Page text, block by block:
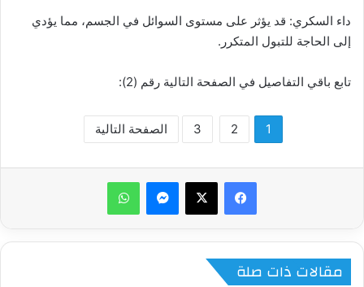
داء السكري: قد يؤثر على مستوى السوائل في الجسم، مما يؤدي
إلى الحاجة للتبول المتكرر.
تابع باقي التفاصيل في الصفحة التالية رقم (2):
1
2
3 الصفحة التالية
ماسنجر واتساب
مقالات ذات صلة